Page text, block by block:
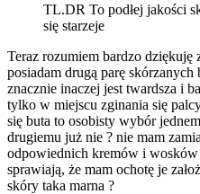
TL.DR To podłej jakości
się starzeje
Teraz rozumiem bardzo
posiadam drugą parę
znacznie inaczej jest twardsza i
tylko w miejscu zginania się
się buta to osobisty wybór
drugiemu już nie ? nie mam
odpowiednich kremów i
sprawiają, że mam ochotę je
skóry taka marna ?